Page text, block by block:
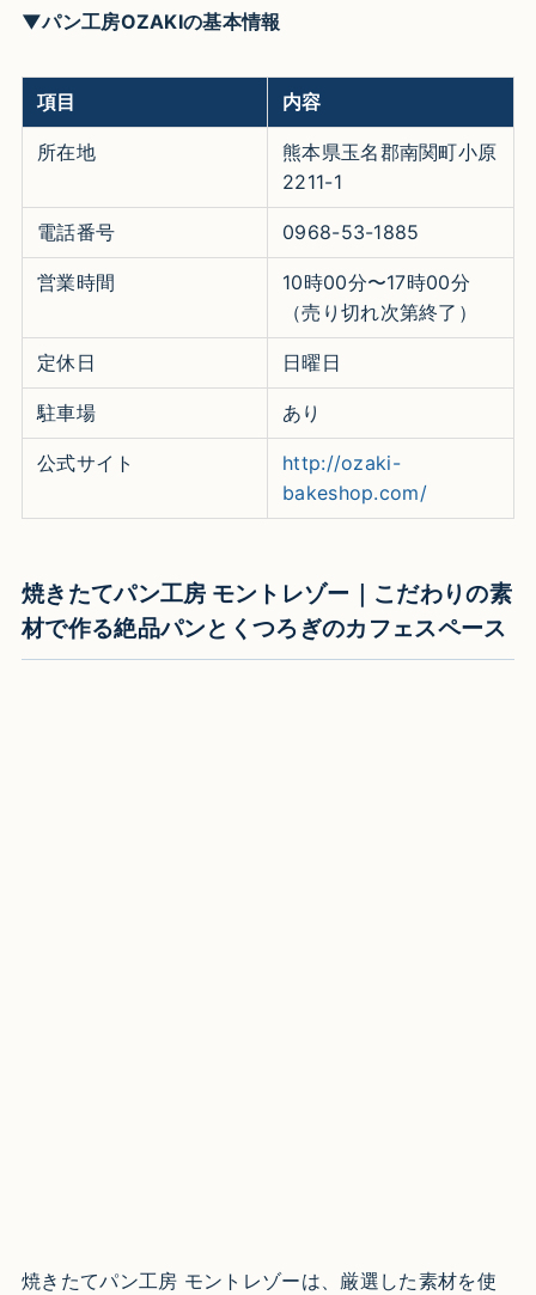
▼パン工房OZAKIの基本情報
項目 内容
所在地
熊本県玉名郡南関町小原
2211-1
電話番号 0968-53-1885
営業時間
10時00分〜17時00分
（売り切れ次第終了）
定休日 日曜日
駐車場 あり
公式サイト
http://ozaki-
bakeshop.com/
焼きたてパン工房 モントレゾー｜こだわりの素
材で作る絶品パンとくつろぎのカフェスペース
焼きたてパン工房 モントレゾーは、厳選した素材を使